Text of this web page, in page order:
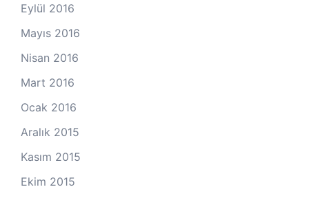
Eylül 2016
Mayıs 2016
Nisan 2016
Mart 2016
Ocak 2016
Aralık 2015
Kasım 2015
Ekim 2015